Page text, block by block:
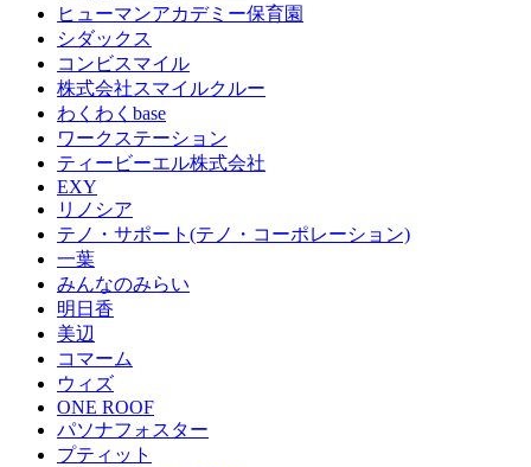
ヒューマンアカデミー保育園
シダックス
コンビスマイル
株式会社スマイルクルー
わくわくbase
ワークステーション
ティービーエル株式会社
EXY
リノシア
テノ・サポート(テノ・コーポレーション)
一葉
みんなのみらい
明日香
美辺
コマーム
ウィズ
ONE ROOF
パソナフォスター
プティット